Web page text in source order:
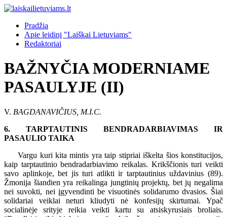
Pradžia
Apie leidinį "Laiškai Lietuviams"
Redaktoriai
BAŽNYČIA MODERNIAME
PASAULYJE (II)
V. BAGDANAVIČIUS, M.I.C.
6. TARPTAUTINIS BENDRADARBIAVIMAS IR
PASAULIO TAIKA
Vargu kuri kita mintis yra taip stipriai iškelta šios konstitucijos,
kaip tarptautinio bendradarbiavimo reikalas. Krikščionis turi veikti
savo aplinkoje, bet jis turi atlikti ir tarptautinius uždavinius (89).
Žmonija šiandien yra reikalinga jungtinių projektų, bet jų negalima
nei suvokti, nei įgyvendinti be visuotinės solidarumo dvasios. Šiai
solidariai veiklai neturi kliudyti nė konfesijų skirtumai. Ypač
socialinėje srityje reikia veikti kartu su atsiskyrusiais broliais.